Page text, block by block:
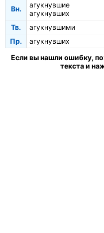
Вн.
агукнувшие
агукнувших
Тв.
агукнувшими
Пр.
агукнувших
Если вы нашли ошибку,
текста и